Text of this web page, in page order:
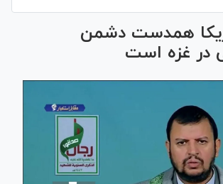
همدست دشمن
در غزه است